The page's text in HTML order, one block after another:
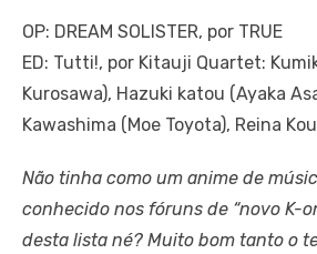
OP: DREAM SOLISTER, por TRUE
ED: Tutti!, por Kitauji Quartet:
Kurosawa), Hazuki katou (Ayaka
Kawashima (Moe Toyota), Reina
Não tinha como um anime de
conhecido nos fóruns de “novo K-
desta lista né? Muito bom tanto o